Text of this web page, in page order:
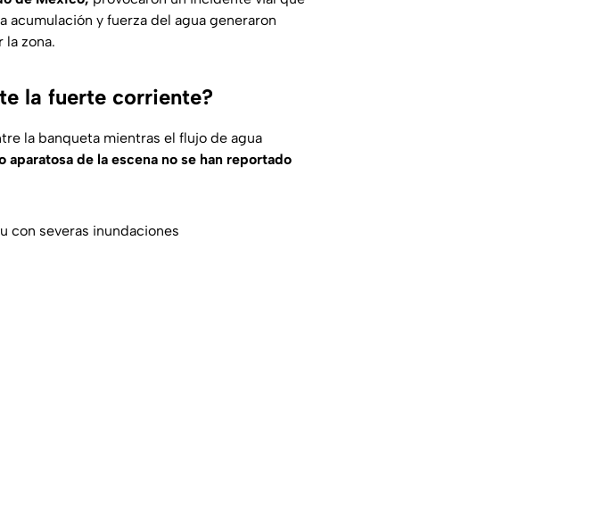
y fuerza del agua generaron
zona.
la fuerte corriente?
la banqueta mientras el flujo de agua
aparatosa de la escena no se han reportado
con severas inundaciones